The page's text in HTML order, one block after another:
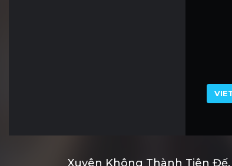
Xuyên Không Thành Tiên